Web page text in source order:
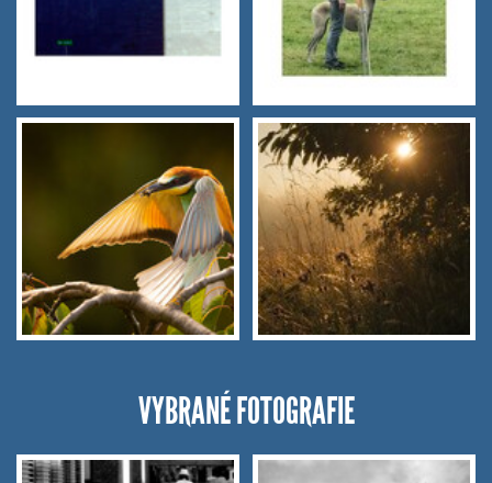
VYBRANÉ FOTOGRAFIE